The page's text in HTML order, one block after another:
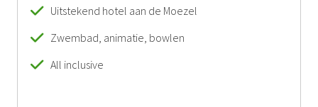
Uitstekend hotel aan de Moezel
Zwembad, animatie, bowlen
All inclusive